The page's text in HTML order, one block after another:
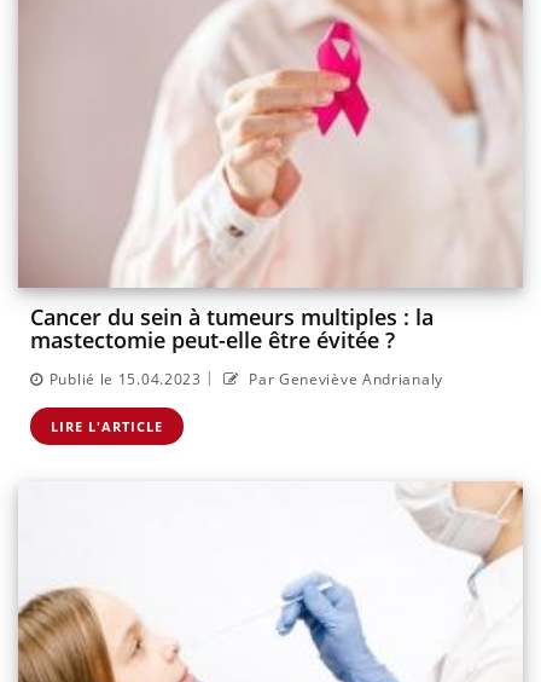
Cancer du sein à tumeurs multiples : la
mastectomie peut-elle être évitée ?
Publié le 15.04.2023 | Par Geneviève Andrianaly
LIRE L'ARTICLE